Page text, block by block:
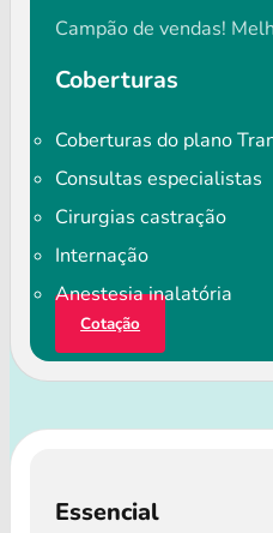
Campão de vendas!
Coberturas
Coberturas do plano
Consultas especialistas
Cirurgias castração
Internação
Anestesia inalatória
Cotação
Essencial